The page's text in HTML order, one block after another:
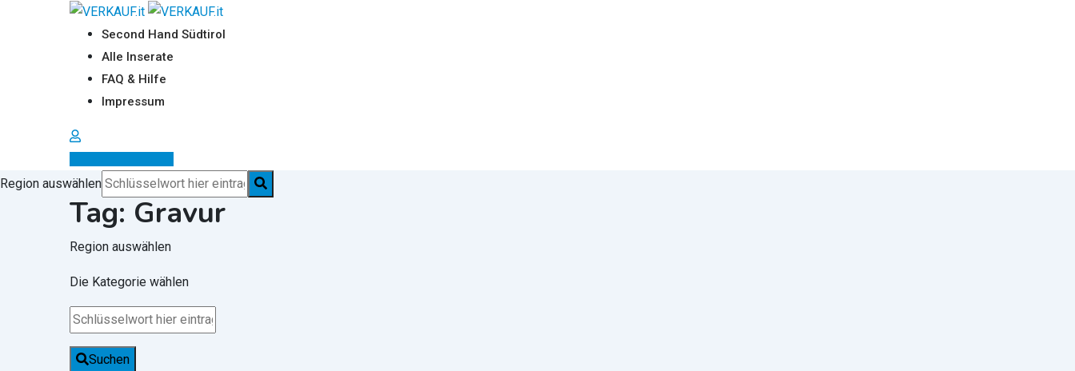
Second Hand Südtirol
Alle Inserate
FAQ & Hilfe
Impressum
Region auswählen
Tag: Gravur
Region auswählen
Die Kategorie wählen
Suchen